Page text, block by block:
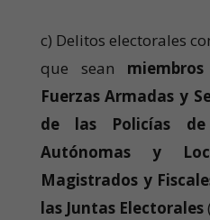
c) Delitos electorales
que sean
Fuerzas Armadas y
de las Policías de
Autónomas y
Magistrados y
las Juntas Electorales